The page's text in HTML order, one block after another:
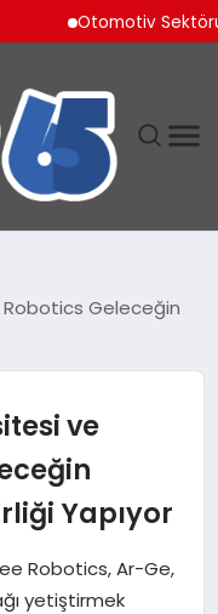
Otomotiv Sektörü
Geleceğin
ve
Yapıyor
Robotics, Ar-Ge,
yetiştirmek